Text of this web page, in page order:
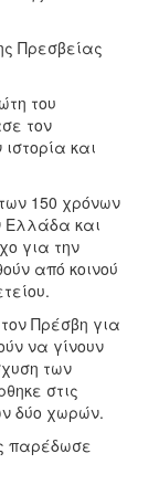
Πρεσβείας
του
τον
και
150 χρόνων
Ελλάδα και
για την
από κοινού
Πρέσβη για
να γίνουν
των
στις
δύο χωρών.
παρέδωσε